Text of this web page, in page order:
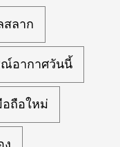
สลาก
อากาศวันนี้
อถือใหม่